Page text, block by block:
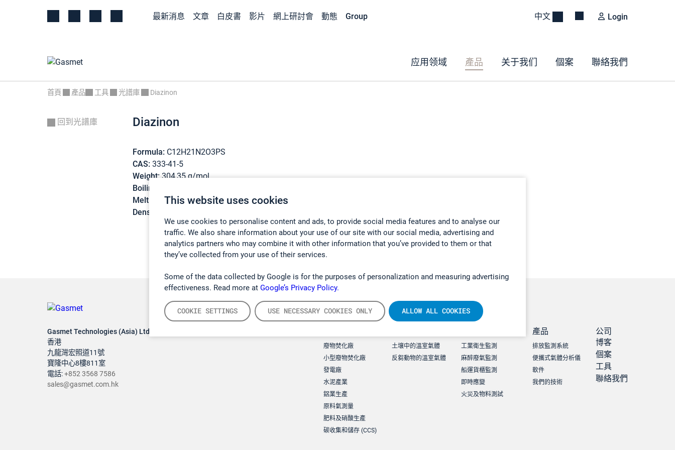
This website uses cookies
We use cookies to personalise content and ads, to provide social media features and to analyse our
traffic. We also share information about your use of our site with our social media, advertising and
analytics partners who may combine it with other information that you’ve provided to them or that
they’ve collected from your use of their services.
Some of the data collected by Google is for the purposes of personalization and measuring advertising
effectiveness. Read more at Google’s Privacy Policy.
COOKIE SETTINGS USE NECESSARY COOKIES ONLY ALLOW ALL COOKIES
最新消息 文章 白皮書 影片 網上研討會 動態 Group 中文 Login
应用领域 產品 关于我们 個案 聯絡我們
首頁 產品 工具 光譜庫 Diazinon
回到光譜庫 Diazinon
Formula: C12H21N2O3PS
CAS: 333-41-5
Weight: 304,35 g/mol
Boiling point:
Melting point:< 25 °C
Density:
Gasmet Technologies (Asia) Ltd
香港
九龍灣宏照道11號
寶隆中心8樓811室
電話:+852 3568 7586
sales@gasmet.com.hk
廢物焚化廠
小型廢物焚化廠
發電廠
水泥產業
鋁業生產
原料氣測量
肥料及硝酸生產
碳收集和儲存 (CCS)
土壤中的溫室氣體
反芻動物的溫室氣體
工業衛生監測
麻醉廢氣監測
船運貨櫃監測
即時應變
火災及物料測試
產品
排放監測系統
便攜式氣體分析儀
軟件
我們的技術
公司
博客
個案
工具
聯絡我們